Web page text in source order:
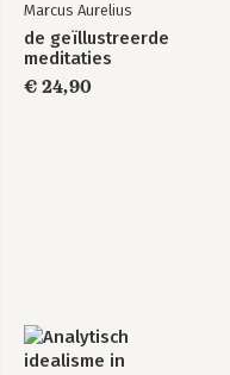
Marcus Aurelius
de geïllustreerde
meditaties
€ 24,90